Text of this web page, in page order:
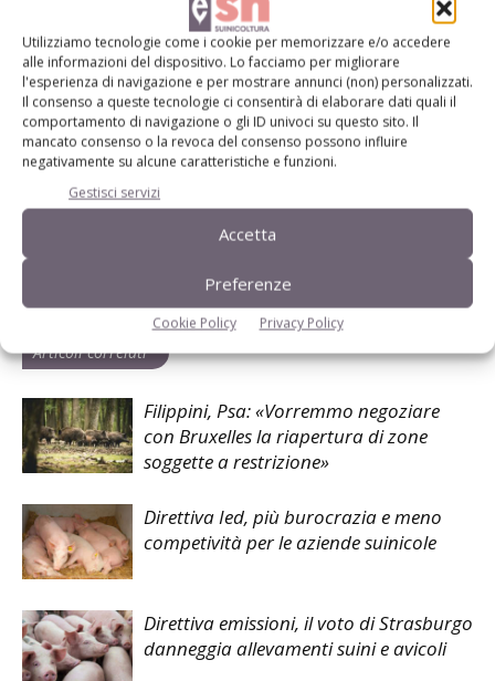
Utilizziamo tecnologie come i cookie per memorizzare e/o accedere
alle informazioni del dispositivo. Lo facciamo per migliorare
l'esperienza di navigazione e per mostrare annunci (non) personalizzati.
Il consenso a queste tecnologie ci consentirà di elaborare dati quali il
comportamento di navigazione o gli ID univoci su questo sito. Il
mancato consenso o la revoca del consenso possono influire
negativamente su alcune caratteristiche e funzioni.
Gestisci servizi
Accetta
Preferenze
Cookie Policy Privacy Policy
separazione solido dal liquido e
digestati da liquami assieme a
biomasse vegetali).
TAG News Suini zootecnia
Articoli correlati
Filippini, Psa: «Vorremmo negoziare
con Bruxelles la riapertura di zone
soggette a restrizione»
Direttiva Ied, più burocrazia e meno
competività per le aziende suinicole
Direttiva emissioni, il voto di Strasburgo
danneggia allevamenti suini e avicoli